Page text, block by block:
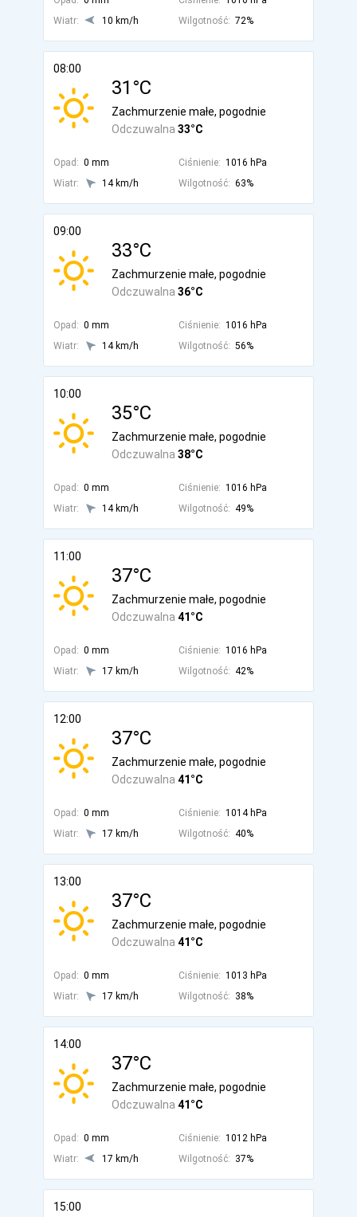
Wiatr:
10 km/h Wilgotność: 72%
08:00
31°C
Odczuwalna 33°C
Zachmurzenie małe, pogodnie
Opad: 0 mm Ciśnienie: 1016 hPa
Wiatr:
14 km/h Wilgotność: 63%
09:00
33°C
Odczuwalna 36°C
Zachmurzenie małe, pogodnie
Opad: 0 mm Ciśnienie: 1016 hPa
Wiatr:
14 km/h Wilgotność: 56%
10:00
35°C
Odczuwalna 38°C
Zachmurzenie małe, pogodnie
Opad: 0 mm Ciśnienie: 1016 hPa
Wiatr:
14 km/h Wilgotność: 49%
11:00
37°C
Odczuwalna 41°C
Zachmurzenie małe, pogodnie
Opad: 0 mm Ciśnienie: 1016 hPa
Wiatr:
17 km/h Wilgotność: 42%
12:00
37°C
Odczuwalna 41°C
Zachmurzenie małe, pogodnie
Opad: 0 mm Ciśnienie: 1014 hPa
Wiatr:
17 km/h Wilgotność: 40%
13:00
37°C
Odczuwalna 41°C
Zachmurzenie małe, pogodnie
Opad: 0 mm Ciśnienie: 1013 hPa
Wiatr:
17 km/h Wilgotność: 38%
14:00
37°C
Odczuwalna 41°C
Zachmurzenie małe, pogodnie
Opad: 0 mm Ciśnienie: 1012 hPa
Wiatr:
17 km/h Wilgotność: 37%
15:00